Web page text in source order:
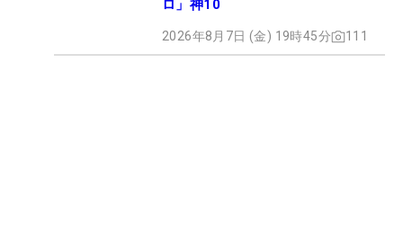
ロ」神10
2026年8月7日 (金) 19時45分 111